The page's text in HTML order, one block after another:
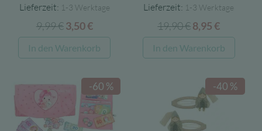
Lieferzeit: 1-3 Werktage
9,99€ Ursprünglicher
Preis
war:
3,50€Aktueller
Preis
ist:
In den Warenkorb
Lieferzeit: 1-3 Werktage
19,90€Ursprünglicher
Preis
war:
8,95€
Preis
ist:
In den Warenkorb
-60 % -40 %